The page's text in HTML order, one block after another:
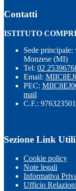
Contatti
ISTITUTO
Sede
Monzese (MI)
Tel: 02
Email:
PEC:
mail
C.F.:
Sezione Link Utili
Cookie policy
Note legali
Informativa
Ufficio